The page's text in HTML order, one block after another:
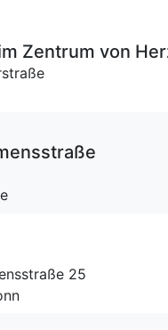
Zentrum von
25